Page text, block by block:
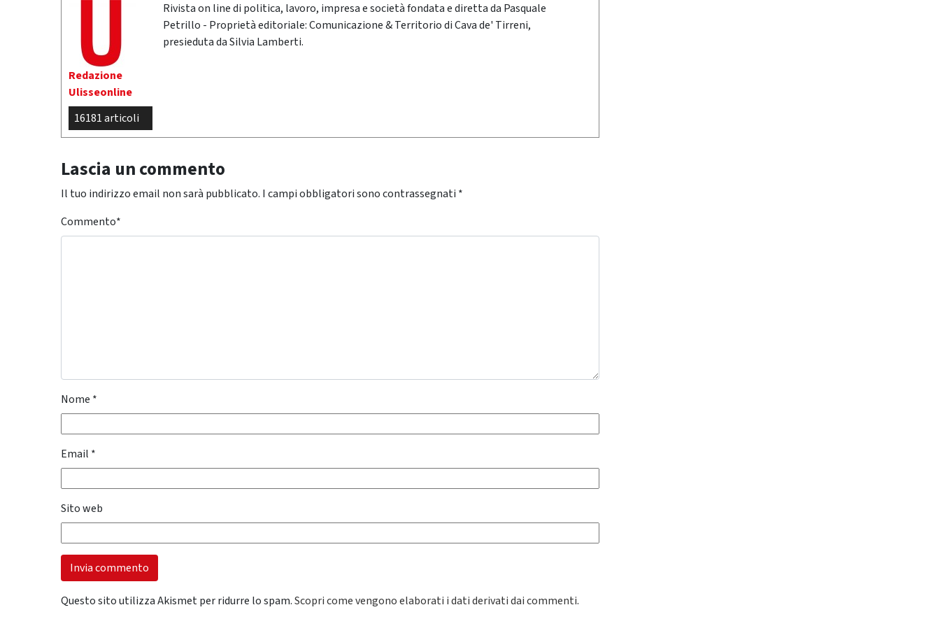
Redazione
Ulisseonline
16181 articoli
Rivista on line di politica, lavoro, impresa e società fondata e diretta da Pasquale
Petrillo - Proprietà editoriale: Comunicazione & Territorio di Cava de' Tirreni,
presieduta da Silvia Lamberti.
Lascia un commento
Il tuo indirizzo email non sarà pubblicato. I campi obbligatori sono contrassegnati *
Commento*
Nome *
Email *
Sito web
Questo sito utilizza Akismet per ridurre lo spam.Scopri come vengono elaborati i dati derivati dai commenti.